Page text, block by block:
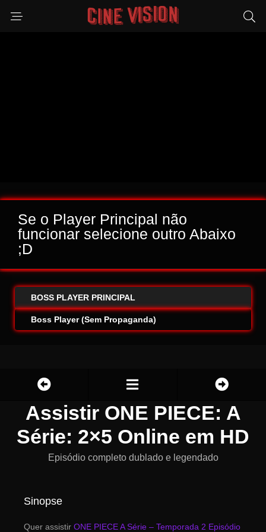
Se o Player Principal não
funcionar selecione outro Abaixo
;D
BOSS PLAYER PRINCIPAL
Boss Player (Sem Propaganda)
Assistir ONE PIECE: A
Série: 2×5 Online em HD
Episódio completo dublado e legendado
Sinopse
Quer assistir ONE PIECE A Série – Temporada 2 Episódio